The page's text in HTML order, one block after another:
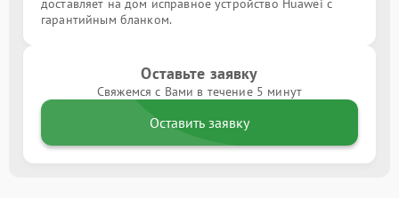
доставляет на дом исправное устройство Huawei с
гарантийным бланком.
Оставьте заявку
Свяжемся с Вами в течение 5 минут
Оставить заявку